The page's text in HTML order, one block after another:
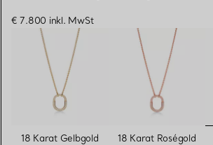
€ 7.800 inkl. MwSt
18 Karat Gelbgold 18 Karat Roségold